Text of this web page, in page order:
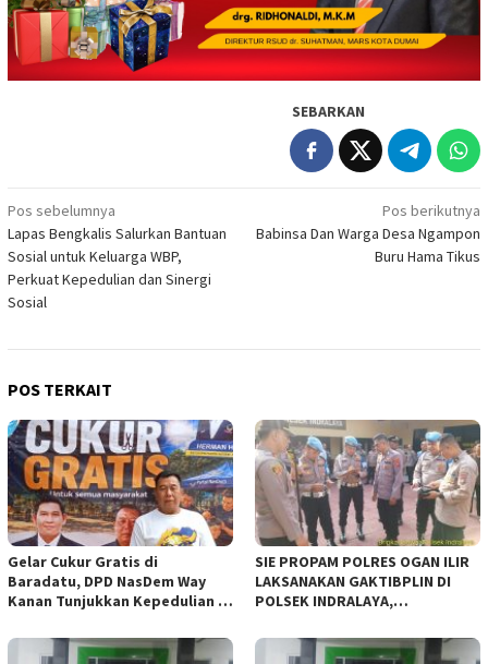
SEBARKAN
Navigasi
pos
Pos sebelumnya
Lapas Bengkalis Salurkan Bantuan
Sosial untuk Keluarga WBP,
Perkuat Kepedulian dan Sinergi
Sosial
Pos berikutnya
Babinsa Dan Warga Desa Ngampon
Buru Hama Tikus
POS TERKAIT
Gelar Cukur Gratis di
Baradatu, DPD NasDem Way
Kanan Tunjukkan Kepedulian di
SIE PROPAM POLRES OGAN ILIR
LAKSANAKAN GAKTIBPLIN DI
POLSEK INDRALAYA,
PERSONEL POLRI*